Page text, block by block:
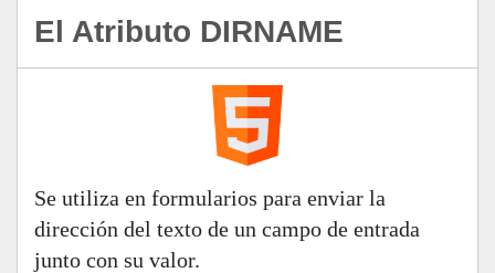
El Atributo DIRNAME
Se utiliza en formularios para enviar la
dirección del texto de un campo de entrada
junto con su valor.